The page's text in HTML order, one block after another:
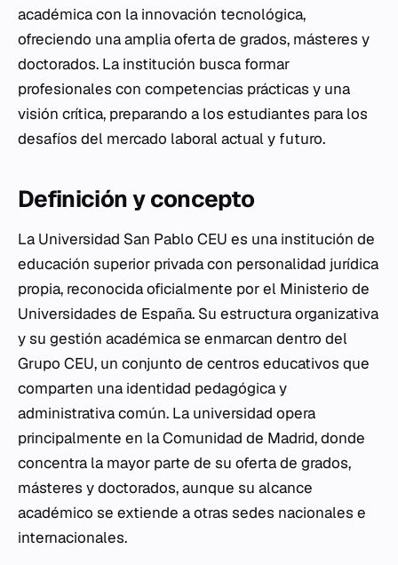
académica con la innovación tecnológica,
ofreciendo una amplia oferta de grados, másteres y
doctorados. La institución busca formar
profesionales con competencias prácticas y una
visión crítica, preparando a los estudiantes para los
desafíos del mercado laboral actual y futuro.
Definición y concepto
La Universidad San Pablo CEU es una institución de
educación superior privada con personalidad jurídica
propia, reconocida oficialmente por el Ministerio de
Universidades de España. Su estructura organizativa
y su gestión académica se enmarcan dentro del
Grupo CEU, un conjunto de centros educativos que
comparten una identidad pedagógica y
administrativa común. La universidad opera
principalmente en la Comunidad de Madrid, donde
concentra la mayor parte de su oferta de grados,
másteres y doctorados, aunque su alcance
académico se extiende a otras sedes nacionales e
internacionales.